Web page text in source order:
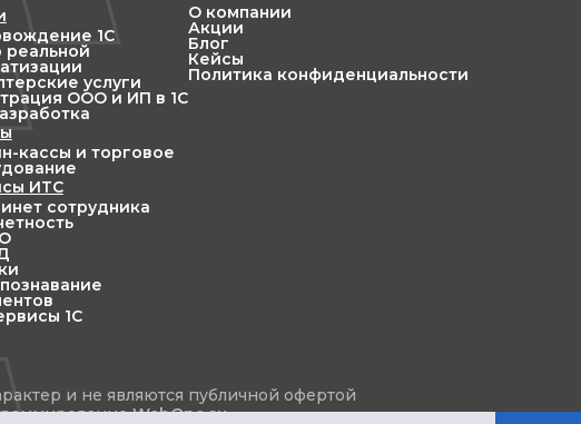
1С
реальной
услуги
ООО и ИП в 1С
кассы и торговое
ИТС
сотрудника
1С
О компании
Акции
Блог
Кейсы
Политика конфиденциальности
и не являются публичной офертой
WebOne.su.